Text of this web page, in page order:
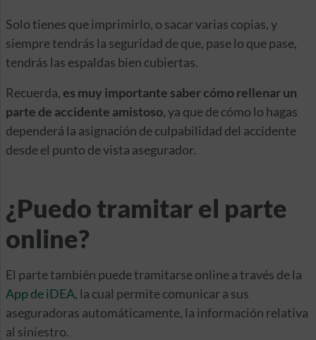
Solo tienes que imprimirlo, o sacar varias copias, y
siempre tendrás la seguridad de que, pase lo que pase,
tendrás las espaldas bien cubiertas.
Recuerda, es muy importante saber cómo rellenar un
parte de accidente amistoso, ya que de cómo lo hagas
dependerá la asignación de culpabilidad del accidente
desde el punto de vista asegurador.
¿Puedo tramitar el parte
online?
El parte también puede tramitarse online a través de la
App de iDEA, la cual permite comunicar a sus
aseguradoras automáticamente, la información relativa
al siniestro.